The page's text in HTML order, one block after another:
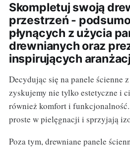
Skompletuj swoją
przestrzeń -
płynących z użycia
drewnianych oraz
inspirujących
Decydując się na panele ścienne
zyskujemy nie tylko estetyczne i
również komfort i funkcjonalność.
proste w pielęgnacji i sprzyjają
Poza tym, drewniane panele